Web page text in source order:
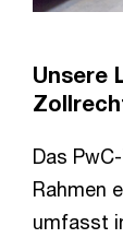
Unsere
Das
Rahmen
umfasst